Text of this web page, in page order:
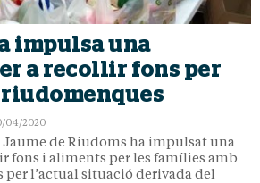
impulsa una
a recollir fons per
04/2020
Jaume de Riudoms ha impulsat una
fons i aliments per les famílies amb
per l’actual situació derivada del